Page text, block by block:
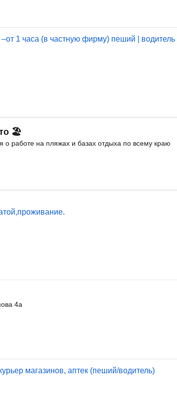
1 часа (в частную фирму) пеший | водитель
🏖
работе на пляжах и базах отдыха по всему краю
4а
магазинов, аптек (пеший/водитель)